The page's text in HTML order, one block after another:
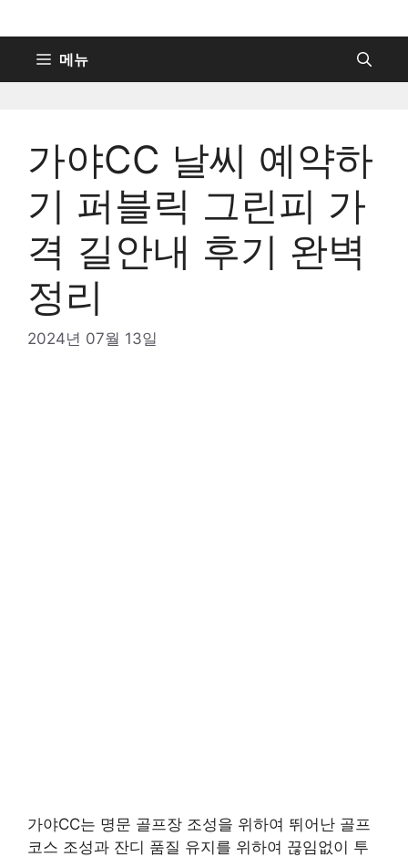
텐
로
메뉴
가야CC 날씨 예약하
기 퍼블릭 그린피 가
격 길안내 후기 완벽
정리
2024년 07월 13일
가야CC는 명문 골프장 조성을 위하여 뛰어난 골프
코스 조성과 잔디 품질 유지를 위하여 끊임없이 투